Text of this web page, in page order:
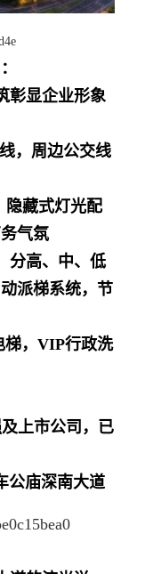
彰显企业形象
，周边公交线
隐藏式灯光配
气氛
分高、中、低
派梯系统，节
梯，VIP行政洗
上市公司，已
公庙深南大道